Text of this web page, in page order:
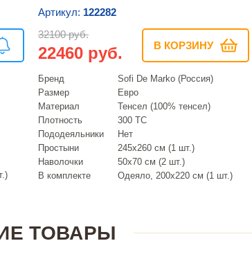
Артикул: 122282
32100 руб.
22460 руб. В КОРЗИНУ
Бренд
Sofi De Marko (Россия)
Размер
Евро
Материал
Тенсел (100% тенсел)
Плотность
300 ТС
Пододеяльники
Нет
Простыни
245х260 см (1 шт.)
Наволочки
50х70 см (2 шт.)
В комплекте
Одеяло, 200х220 см (1 шт.)
ТОВАРЫ